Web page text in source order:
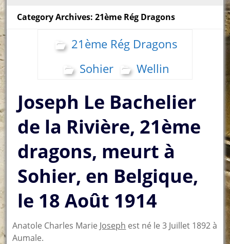
Category Archives: 21ème Rég Dragons
21ème Rég Dragons
Sohier
Wellin
Joseph Le Bachelier
de la Rivière, 21ème
dragons, meurt à
Sohier, en Belgique,
le 18 Août 1914
Anatole Charles Marie Joseph est né le 3 Juillet 1892 à
Aumale.